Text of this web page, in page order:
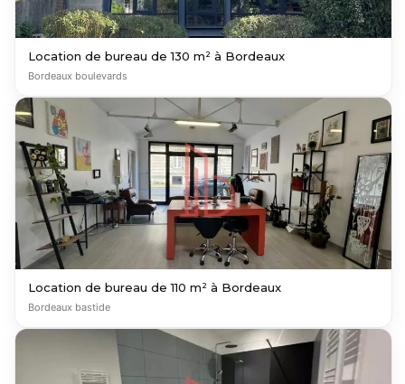
Location de bureau de 130 m² à Bordeaux
Bordeaux boulevards
Location de bureau de 110 m² à Bordeaux
Bordeaux bastide